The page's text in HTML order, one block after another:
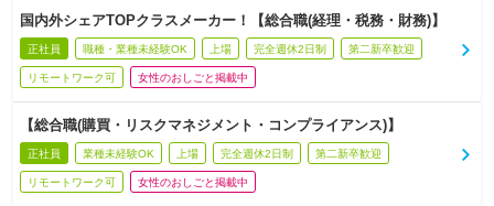
国内外シェアTOPクラスメーカー！【総合職(経理・税務・財務)】
正社員 職種・業種未経験OK 上場 完全週休2日制 第二新卒歓迎
リモートワーク可 女性のおしごと掲載中
【総合職(購買・リスクマネジメント・コンプライアンス)】
正社員 業種未経験OK 上場 完全週休2日制 第二新卒歓迎
リモートワーク可 女性のおしごと掲載中